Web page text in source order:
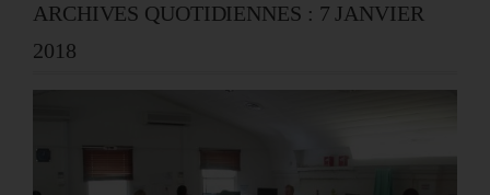
ARCHIVES QUOTIDIENNES : 7 JANVIER
2018